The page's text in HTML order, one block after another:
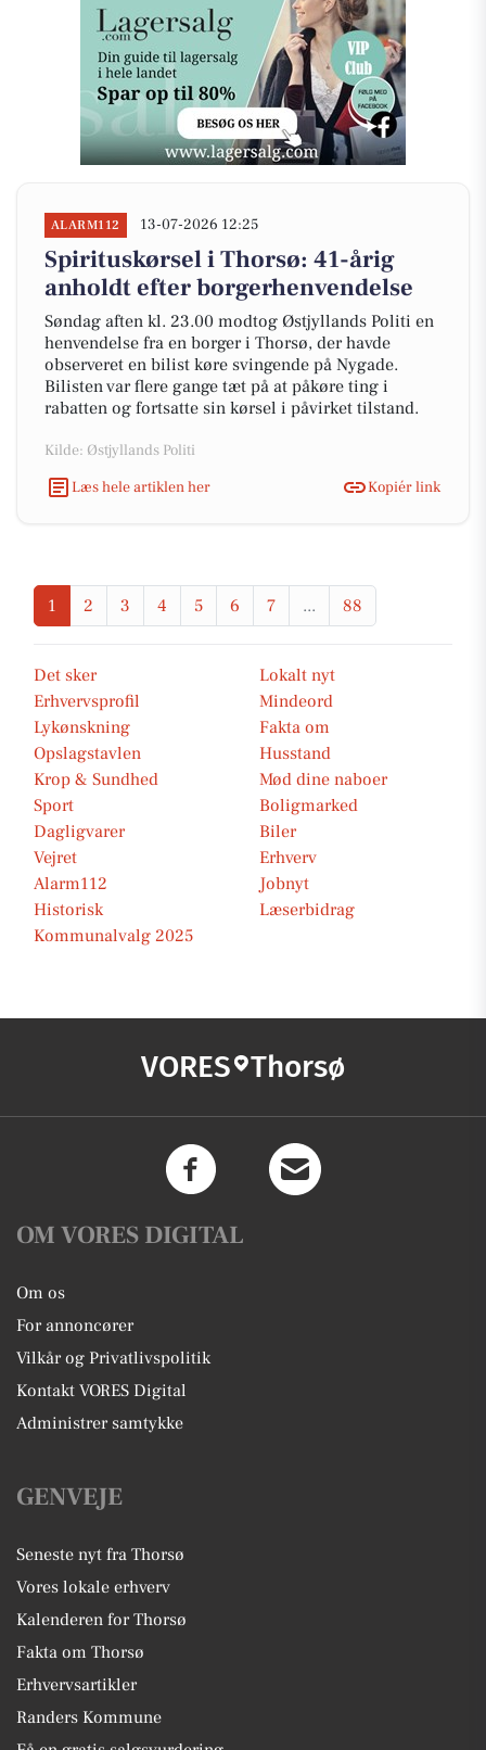
ALARM112 13-07-2026 12:25
Spirituskørsel i Thorsø: 41-årig
anholdt efter borgerhenvendelse
Søndag aften kl. 23.00 modtog Østjyllands Politi en
henvendelse fra en borger i Thorsø, der havde
observeret en bilist køre svingende på Nygade.
Bilisten var flere gange tæt på at påkøre ting i
rabatten og fortsatte sin kørsel i påvirket tilstand.
Kilde: Østjyllands Politi
Læs hele artiklen her
Kopiér link
1 2 3 4 5 6 7 ... 88
Det sker
Lokalt nyt
Erhvervsprofil
Mindeord
Lykønskning
Fakta om
Opslagstavlen
Husstand
Krop & Sundhed
Mød dine naboer
Sport
Boligmarked
Dagligvarer
Biler
Vejret
Erhverv
Alarm112
Jobnyt
Historisk
Læserbidrag
Kommunalvalg 2025
VORES Thorsø
OM VORES DIGITAL
Om os
For annoncører
Vilkår og Privatlivspolitik
Kontakt VORES Digital
Administrer samtykke
GENVEJE
Seneste nyt fra Thorsø
Vores lokale erhverv
Kalenderen for Thorsø
Fakta om Thorsø
Erhvervsartikler
Randers Kommune